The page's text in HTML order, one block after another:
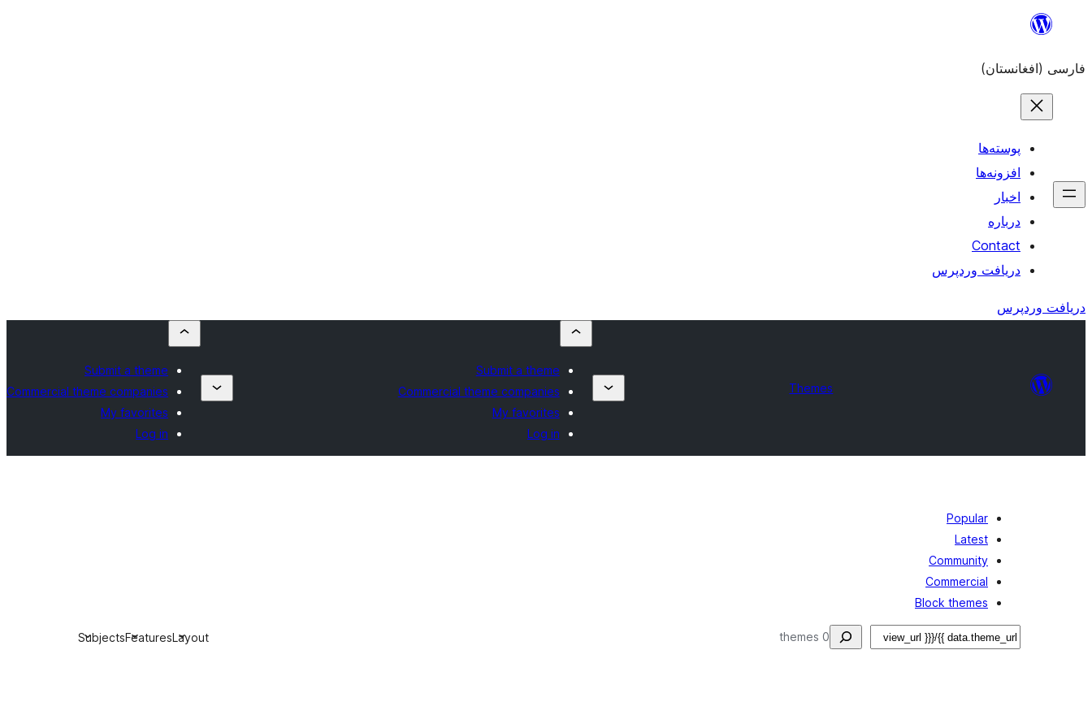
بروید
فارسی (افغانستان)
پوسته‌ها
افزونه‌ها
اخبار
درباره
Contact
دریافت وردپرس
دریافت وردپرس
Themes
Submit a theme
Commercial theme companies
My favorites
Log in
Submit a theme
Commercial theme companies
My favorites
Log in
Popular
Latest
Community
Commercial
Block themes
جستجو 0 themes
Layout
Features
Subjects